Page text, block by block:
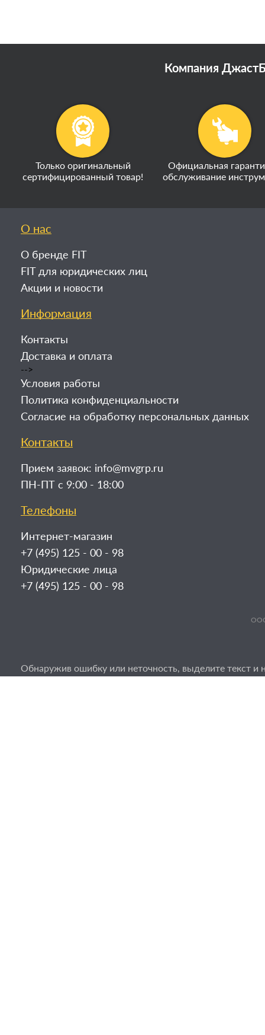
Компания
Только оригинальный
сертифицированный товар!
Официальная
обслуживание
О нас
О бренде FIT
FIT для юридических лиц
Акции и новости
Информация
Контакты
Доставка и оплата
-->
Условия работы
Политика конфиденциальности
Согласие на обработку персональных данных
Контакты
Прием заявок: info@mvgrp.ru
ПН-ПТ с 9:00 - 18:00
Телефоны
Интернет-магазин
+7 (495) 125 - 00 - 98
Юридические лица
+7 (495) 125 - 00 - 98
ООО
Обнаружив ошибку или неточность, выделите текст и